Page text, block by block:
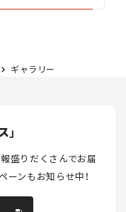
ギャラリー
盛りだくさんでお届
ンもお知らせ中！